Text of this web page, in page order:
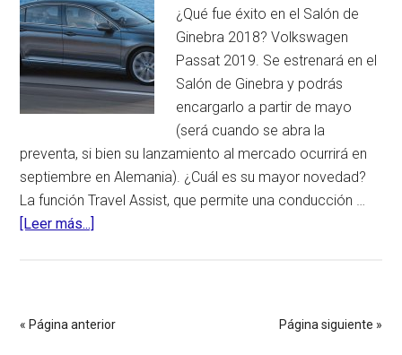
¿Qué fue éxito en el Salón de
Ginebra 2018? Volkswagen
Passat 2019. Se estrenará en el
Salón de Ginebra y podrás
encargarlo a partir de mayo
(será cuando se abra la
preventa, si bien su lanzamiento al mercado ocurrirá en
septiembre en Alemania). ¿Cuál es su mayor novedad?
La función Travel Assist, que permite una conducción …
[Leer más...]
(casi)
« Página anterior Página siguiente »